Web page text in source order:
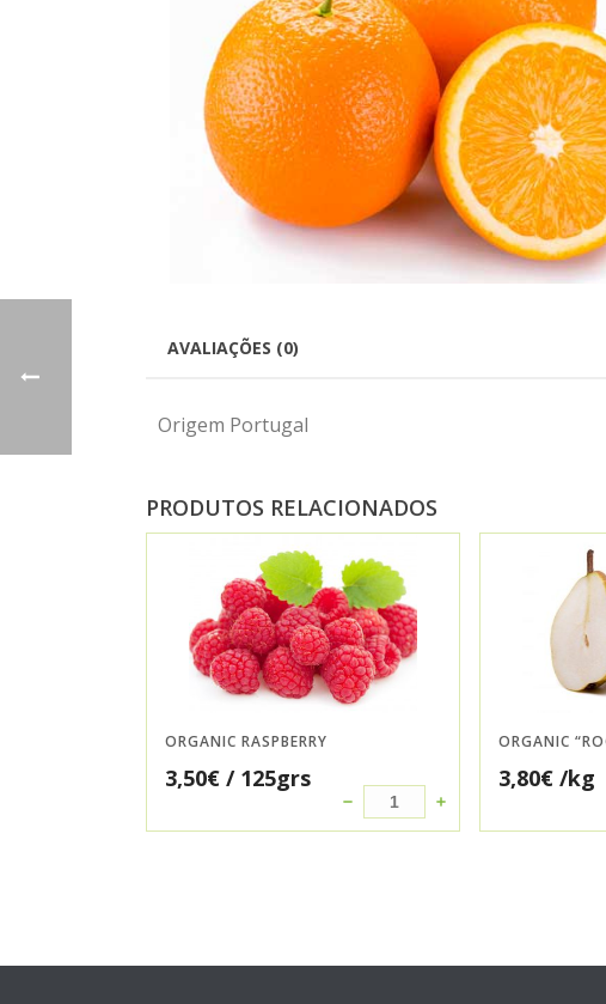
AVALIAÇÕES (0)
Origem Portugal
PRODUTOS RELACIONADOS
ORGANIC RASPBERRY
3,50€ / 125grs
ORGANIC
3,80€ /kg